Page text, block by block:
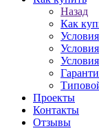
Назад
Как
Проекты
Контакты
Отзывы